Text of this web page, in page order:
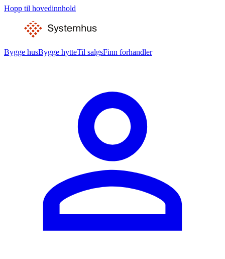
Hopp til hovedinnhold
Bygge husBygge hytteTil salgsFinn forhandler